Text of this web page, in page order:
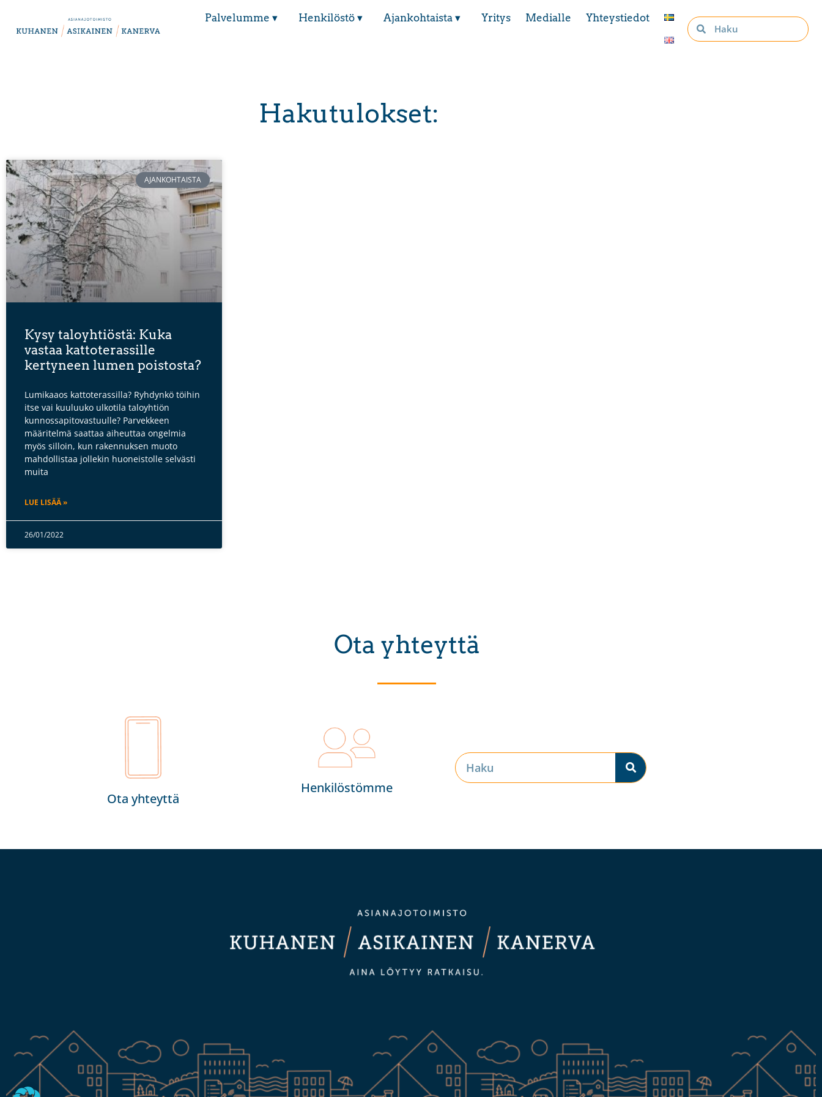
Palvelumme ▾ Henkilöstö ▾ Ajankohtaista ▾ Yritys Medialle Yhteystiedot
Hakutulokset:
AJANKOHTAISTA
Kysy taloyhtiöstä: Kuka
vastaa kattoterassille
kertyneen lumen poistosta?
Lumikaaos kattoterassilla? Ryhdynkö töihin
itse vai kuuluuko ulkotila taloyhtiön
kunnossapitovastuulle? Parvekkeen
määritelmä saattaa aiheuttaa ongelmia
myös silloin, kun rakennuksen muoto
mahdollistaa jollekin huoneistolle selvästi
muita
LUE LISÄÄ »
26/01/2022
Ota yhteyttä
Ota yhteyttä
Henkilöstömme